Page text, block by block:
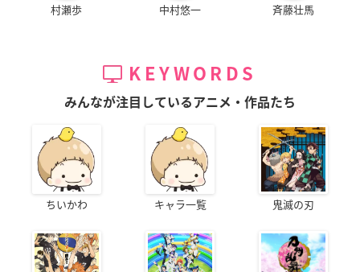
村瀬歩 中村悠一 斉藤壮馬
KEYWORDS
みんなが注目しているアニメ・作品たち
ちいかわ キャラ一覧 鬼滅の刃